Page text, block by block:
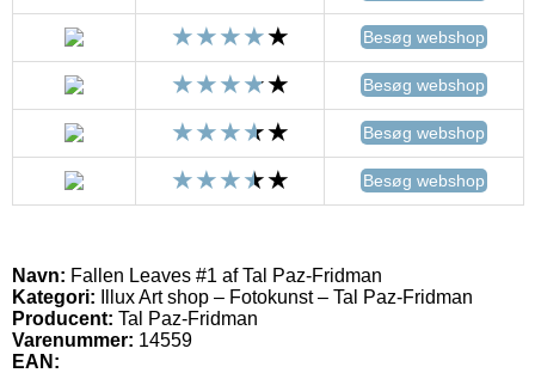
Besøg webshop
Besøg webshop
Besøg webshop
Besøg webshop
Navn: Fallen Leaves #1 af Tal Paz-Fridman
Kategori: Illux Art shop – Fotokunst – Tal Paz-Fridman
Producent: Tal Paz-Fridman
Varenummer: 14559
EAN: